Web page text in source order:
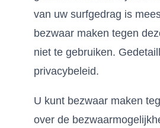
van uw surfgedrag is
bezwaar maken tegen
niet te gebruiken.
privacybeleid.
U kunt bezwaar maken
over de